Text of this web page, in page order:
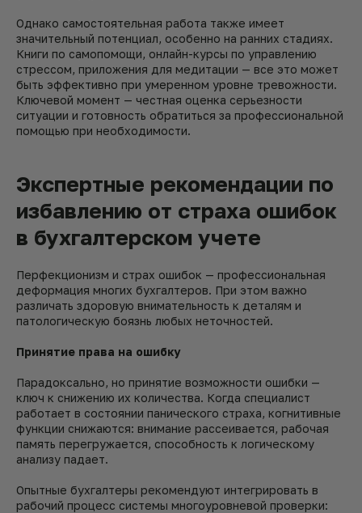
Однако самостоятельная работа также имеет
значительный потенциал, особенно на ранних стадиях.
Книги по самопомощи, онлайн-курсы по управлению
стрессом, приложения для медитации — все это может
быть эффективно при умеренном уровне тревожности.
Ключевой момент — честная оценка серьезности
ситуации и готовность обратиться за профессиональной
помощью при необходимости.
Экспертные рекомендации по
избавлению от страха ошибок
в бухгалтерском учете
Перфекционизм и страх ошибок — профессиональная
деформация многих бухгалтеров. При этом важно
различать здоровую внимательность к деталям и
патологическую боязнь любых неточностей.
Принятие права на ошибку
Парадоксально, но принятие возможности ошибки —
ключ к снижению их количества. Когда специалист
работает в состоянии панического страха, когнитивные
функции снижаются: внимание рассеивается, рабочая
память перегружается, способность к логическому
анализу падает.
Опытные бухгалтеры рекомендуют интегрировать в
рабочий процесс системы многоуровневой проверки: